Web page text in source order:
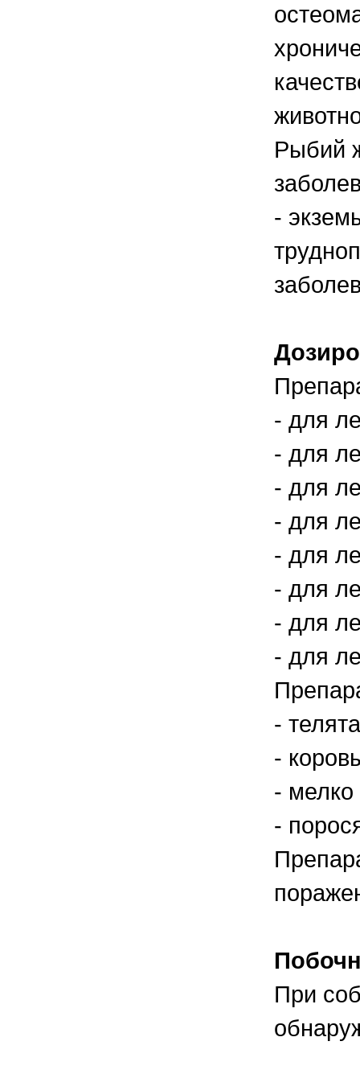
Рыбий
-
- для
- для
- для
- для
- для
- для
- для
- для
-
-
- мелко
-
При